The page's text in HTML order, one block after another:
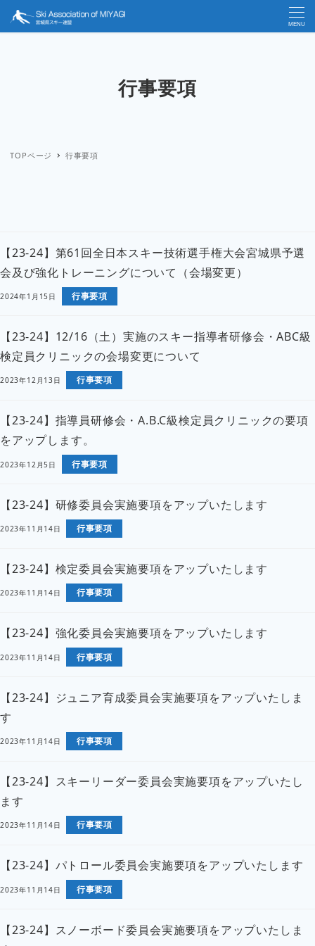
MENU
行事要項
TOPページ 行事要項
【23-24】第61回全日本スキー技術選手権大会宮城県予選
会及び強化トレーニングについて（会場変更）
2024年1月15日 行事要項
【23-24】12/16（土）実施のスキー指導者研修会・ABC級
検定員クリニックの会場変更について
2023年12月13日 行事要項
【23-24】指導員研修会・A.B.C級検定員クリニックの要項
をアップします。
2023年12月5日 行事要項
【23-24】研修委員会実施要項をアップいたします
2023年11月14日 行事要項
【23-24】検定委員会実施要項をアップいたします
2023年11月14日 行事要項
【23-24】強化委員会実施要項をアップいたします
2023年11月14日 行事要項
【23-24】ジュニア育成委員会実施要項をアップいたしま
す
2023年11月14日 行事要項
【23-24】スキーリーダー委員会実施要項をアップいたし
ます
2023年11月14日 行事要項
【23-24】パトロール委員会実施要項をアップいたします
2023年11月14日 行事要項
【23-24】スノーボード委員会実施要項をアップいたしま